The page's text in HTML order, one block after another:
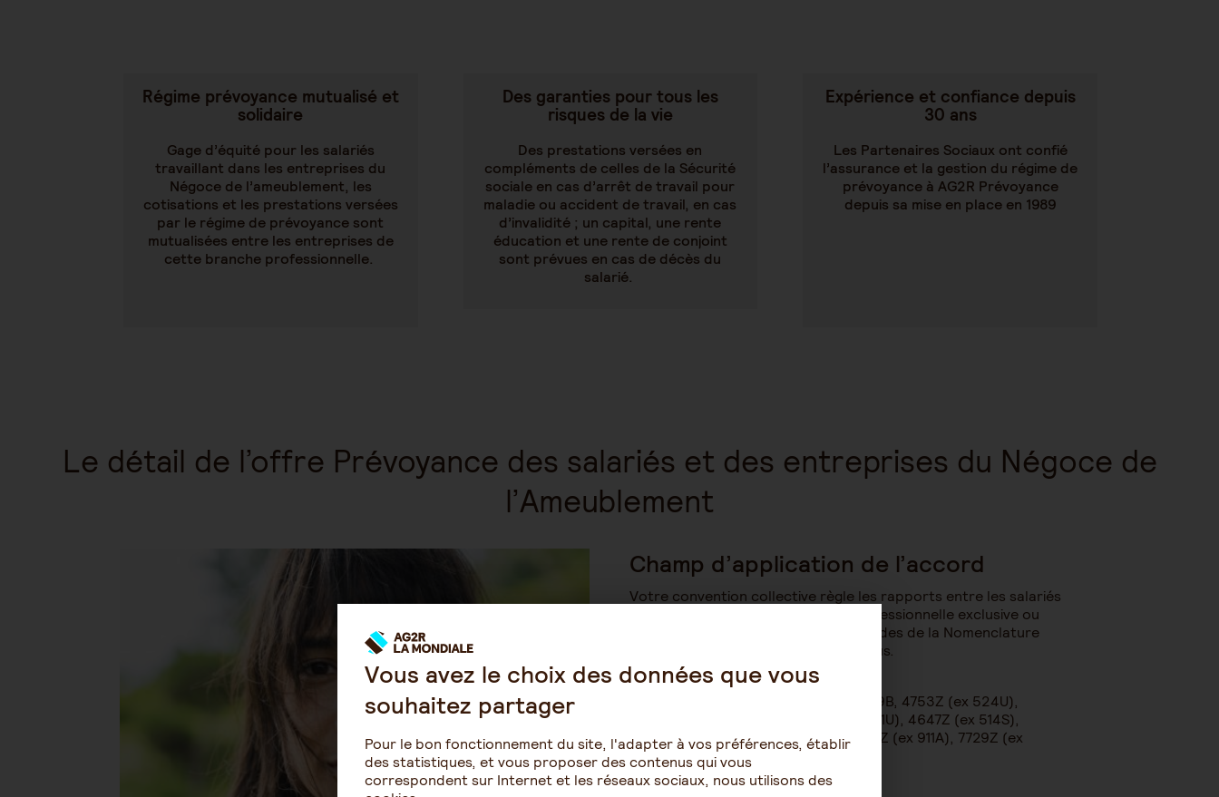
Régime prévoyance mutualisé et
solidaire
Gage d’équité pour les salariés
travaillant dans les entreprises du
Négoce de l’ameublement, les
cotisations et les prestations versées
par le régime de prévoyance sont
mutualisées entre les entreprises de
cette branche professionnelle.
Des garanties pour tous les
risques de la vie
Des prestations versées en
compléments de celles de la Sécurité
sociale en cas d’arrêt de travail pour
maladie ou accident de travail, en cas
d’invalidité ; un capital, une rente
éducation et une rente de conjoint
sont prévues en cas de décès du
salarié.
Expérience et confiance depuis
30 ans
Les Partenaires Sociaux ont confié
l’assurance et la gestion du régime de
prévoyance à AG2R Prévoyance
depuis sa mise en place en 1989
Le détail de l’offre Prévoyance des salariés et des entreprises du Négoce de
l’Ameublement
Champ d’application de l’accord
Votre convention collective règle les rapports entre les salariés
et les employeurs dont l’activité professionnelle exclusive ou
principale est référencée sous les codes de la Nomenclature
d’activités Française ( NAF) ci-dessous.
759A (ex 524H), 4759B, 4753Z (ex 524U),
4759A 4759B (ex 524J) , 4619A (ex 511U), 4647Z (ex 514S),
4615Z (ex 511J), 5210B (ex 631E), 9411Z (ex 911A), 7729Z (ex
714B)
Vous avez le choix des données que vous
souhaitez partager
Pour le bon fonctionnement du site, l'adapter à vos préférences, établir
des statistiques, et vous proposer des contenus qui vous
correspondent sur Internet et les réseaux sociaux, nous utilisons des